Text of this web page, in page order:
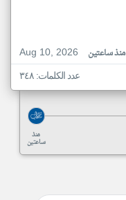
Aug 10, 2026
منذ ساعتين
عدد الكلمات: ٣٤٨
منذ
ساعتين